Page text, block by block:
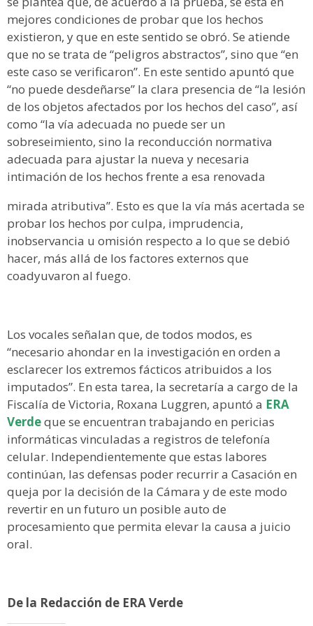
mejores condiciones de probar que los hechos
existieron, y que en este sentido se obró. Se atiende
que no se trata de “peligros abstractos”, sino que “en
este caso se verificaron”. En este sentido apuntó que
“no puede desdeñarse” la clara presencia de “la lesión
de los objetos afectados por los hechos del caso”, así
como “la vía adecuada no puede ser un
sobreseimiento, sino la reconducción normativa
adecuada para ajustar la nueva y necesaria
intimación de los hechos frente a esa renovada
mirada atributiva”. Esto es que la vía más acertada se
probar los hechos por culpa, imprudencia,
inobservancia u omisión respecto a lo que se debió
hacer, más allá de los factores externos que
coadyuvaron al fuego.
Los vocales señalan que, de todos modos, es
“necesario ahondar en la investigación en orden a
esclarecer los extremos fácticos atribuidos a los
imputados”. En esta tarea, la secretaría a cargo de la
Fiscalía de Victoria, Roxana Luggren, apuntó a ERA
Verdeque se encuentran trabajando en pericias
informáticas vinculadas a registros de telefonía
celular. Independientemente que estas labores
continúan, las defensas poder recurrir a Casación en
queja por la decisión de la Cámara y de este modo
revertir en un futuro un posible auto de
procesamiento que permita elevar la causa a juicio
oral.
De la Redacción de ERA Verde